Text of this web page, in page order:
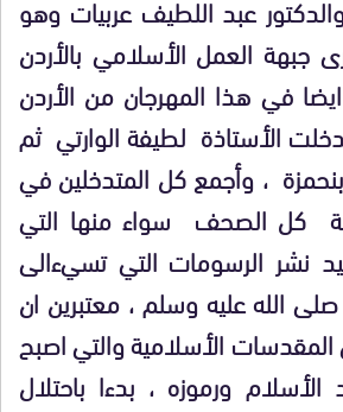
عبد اللطيف عربيات وهو
العمل الأسلامي بالأردن
في هذا المهرجان من الأردن
الأستاذة لطيفة الوارتي ثم
، وأجمع كل المتدخلين في
كل الصحف سواء منها التي
نشر الرسومات التي تسيءالى
الله عليه وسلم ، معتبرين ان
المقدسات الأسلامية والتي اصبح
ورموزه ، بدءا باحتلال